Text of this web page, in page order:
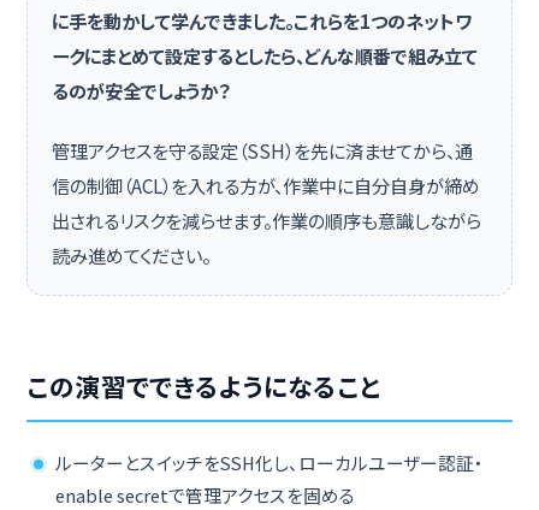
に手を動かして学んできました。これらを1つのネットワ
ークにまとめて設定するとしたら、どんな順番で組み立て
るのが安全でしょうか？
管理アクセスを守る設定（SSH）を先に済ませてから、通
信の制御（ACL）を入れる方が、作業中に自分自身が締め
出されるリスクを減らせます。作業の順序も意識しながら
読み進めてください。
この演習でできるようになること
ルーターとスイッチをSSH化し、ローカルユーザー認証・
enable secretで管理アクセスを固める